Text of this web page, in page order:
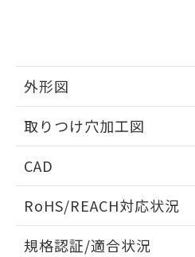
外形図
取りつけ穴加工図
CAD
ドすることができます。
RoHS/REACH対応状況
規格認証/適合状況
用者の範囲」に記
ものではありません。
また、RoHS指令のフ
物質の対応では、対応完
していることから、特
り、2022年1月12日より
す。